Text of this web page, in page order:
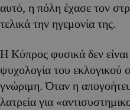
αυτό, η πόλη έχασε τον
τελικά την ηγεμονία της.
Η Κύπρος φυσικά δεν
ψυχολογία του εκλογικού
γνώριμη. Όταν η
λατρεία για